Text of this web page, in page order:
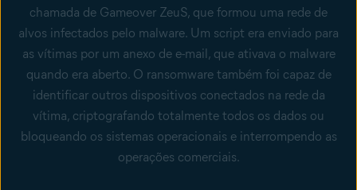
chamada de Gameover ZeuS, que formou uma rede de
alvos infectados pelo malware. Um script era enviado para
as vítimas por um anexo de e-mail, que ativava o malware
quando era aberto. O ransomware também foi capaz de
identificar outros dispositivos conectados na rede da
vítima, criptografando totalmente todos os dados ou
bloqueando os sistemas operacionais e interrompendo as
operações comerciais.